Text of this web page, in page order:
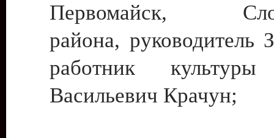
Первомайск,
района, руководитель
работник культуры
Васильевич Крачун;